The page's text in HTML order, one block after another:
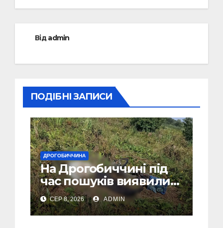
Відadmin
ПОДІБНІ ЗАПИСИ
ДРОГОБИЧЧИНА
На Дрогобиччині під
час пошуків виявили
тіло зниклого чоловіка
СЕР 8, 2026 ADMIN